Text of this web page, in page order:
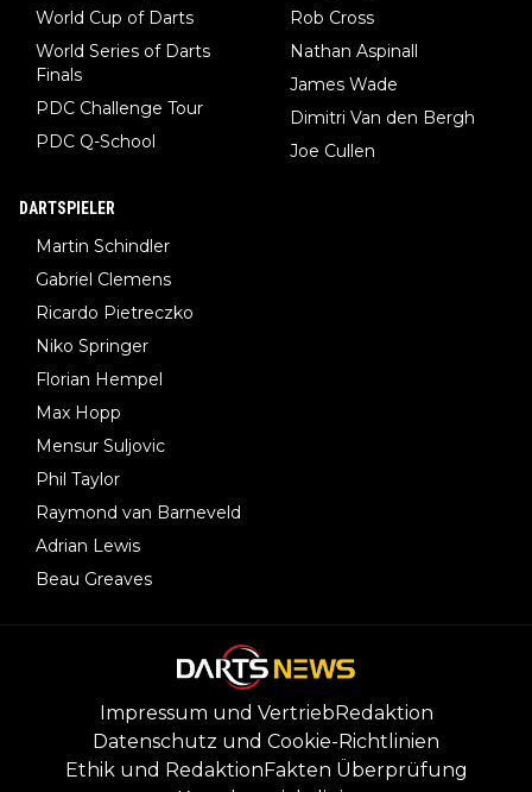
World Cup of Darts
World Series of Darts
Finals
PDC Challenge Tour
PDC Q-School
Rob Cross
Nathan Aspinall
James Wade
Dimitri Van den Bergh
Joe Cullen
DARTSPIELER
Martin Schindler
Gabriel Clemens
Ricardo Pietreczko
Niko Springer
Florian Hempel
Max Hopp
Mensur Suljovic
Phil Taylor
Raymond van Barneveld
Adrian Lewis
Beau Greaves
Impressum und VertriebRedaktion
Datenschutz und Cookie-Richtlinien
Ethik und RedaktionFakten Überprüfung